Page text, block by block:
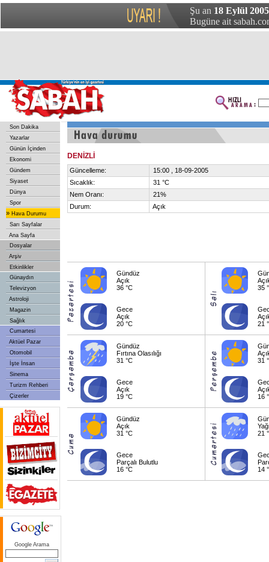
Şu an 18 Eylül
Bugüne ait
Son Dakika
Yazarlar
Günün İçinden
Ekonomi
Gündem
Siyaset
Dünya
Spor
» Hava Durumu
Sarı Sayfalar
Ana Sayfa
Dosyalar
Arşiv
Etkinlikler
Günaydın
Televizyon
Astroloji
Magazin
Sağlık
Cumartesi
Aktüel Pazar
Otomobil
İşte İnsan
Sinema
Turizm Rehberi
Çizerler
Google Arama
DENİZLİ
Güncelleme:
15:00 , 18-09-2005
Sıcaklık:
31 °C
Nem Oranı:
21%
Durum:
Açık
Gündüz
Açık
36 °C
35
Gece
Açık
20 °C
21
Gündüz
Fırtına Olasılığı
31 °C
31
Gece
Açık
19 °C
16
Gündüz
Açık
31 °C
21
Gece
Parçalı Bulutlu
16 °C
14